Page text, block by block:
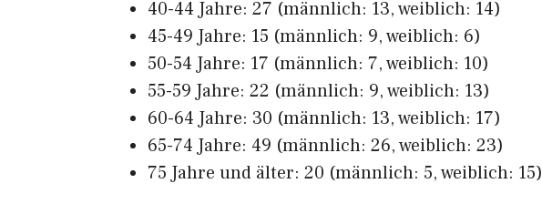
40-44 Jahre: 27 (männlich: 13, weiblich: 14)
45-49 Jahre: 15 (männlich: 9, weiblich: 6)
50-54 Jahre: 17 (männlich: 7, weiblich: 10)
55-59 Jahre: 22 (männlich: 9, weiblich: 13)
60-64 Jahre: 30 (männlich: 13, weiblich: 17)
65-74 Jahre: 49 (männlich: 26, weiblich: 23)
75 Jahre und älter: 20 (männlich: 5, weiblich: 15)